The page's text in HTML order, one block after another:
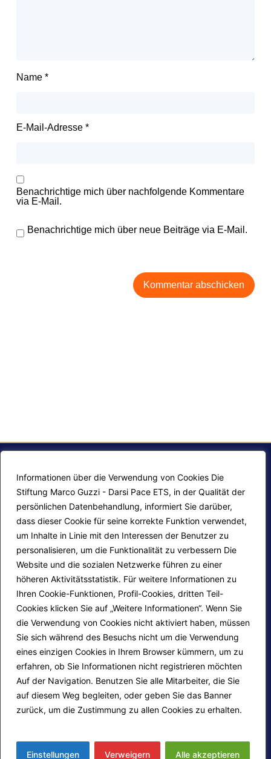
Informationen über die Verwendung von Cookies Die
Stiftung Marco Guzzi - Darsi Pace ETS, in der Qualität der
persönlichen Datenbehandlung, informiert Sie darüber,
dass dieser Cookie für seine korrekte Funktion verwendet,
um Inhalte in Linie mit den Interessen der Benutzer zu
personalisieren, um die Funktionalität zu verbessern Die
Website und die sozialen Netzwerke führen zu einer
höheren Aktivitätsstatistik. Für weitere Informationen zu
Ihren Cookie-Funktionen, Profil-Cookies, dritten Teil-
Cookies klicken Sie auf „Weitere Informationen“. Wenn Sie
die Verwendung von Cookies nicht aktiviert haben, müssen
Sie sich während des Besuchs nicht um die Verwendung
eines einzigen Cookies in Ihrem Browser kümmern, um zu
erfahren, ob Sie Informationen nicht registrieren möchten
Auf der Navigation. Benutzen Sie alle Mitarbeiter, die Sie
auf diesem Weg begleiten, oder geben Sie das Banner
zurück, um die Zustimmung zu allen Cookies zu erhalten.
Einstellungen Verweigern Alle akzeptieren
Name *
E-Mail-Adresse *
Benachrichtige mich über nachfolgende Kommentare
via E-Mail.
Benachrichtige mich über neue Beiträge via E-Mail.
F.A.Q.
Mappa del sito
Progetti Darsi Pace
Login redattori
Calendario corsi
Privacy Policy
Cookie Policy
Seguici su:
. Tutti i diritti sono riservati.